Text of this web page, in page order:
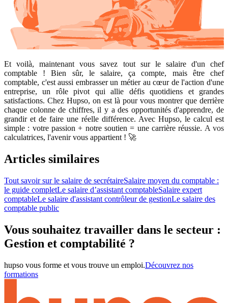
Et voilà, maintenant vous savez tout sur le salaire d'un chef
comptable ! Bien sûr, le salaire, ça compte, mais être chef
comptable, c'est aussi embrasser un métier au cœur de l'action d'une
entreprise, un rôle pivot qui allie défis quotidiens et grandes
satisfactions. Chez Hupso, on est là pour vous montrer que derrière
chaque colonne de chiffres, il y a des opportunités d'apprendre, de
grandir et de faire une réelle différence. Avec Hupso, le calcul est
simple : votre passion + notre soutien = une carrière réussie. A vos
calculatrices, l'avenir vous appartient ! 🚀
Articles similaires
Tout savoir sur le salaire de secrétaireSalaire moyen du comptable :
le guide completLe salaire d’assistant comptableSalaire expert
comptableLe salaire d'assistant contrôleur de gestionLe salaire des
comptable public
Vous souhaitez travailler dans le secteur :
Gestion et comptabilité ?
hupso vous forme et vous trouve un emploi.Découvrez nos
formations